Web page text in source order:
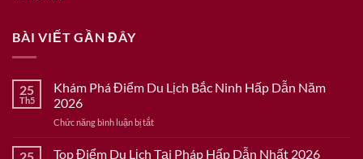
BÀI VIẾT GẦN ĐÂY
25
Th5
Khám Phá Điểm Du Lịch Bắc Ninh Hấp Dẫn Năm
2026
Chức năng bình luận bị tắtở
Phá
Top Điểm Du Lịch Tại Pháp Hấp Dẫn Nhất 2026